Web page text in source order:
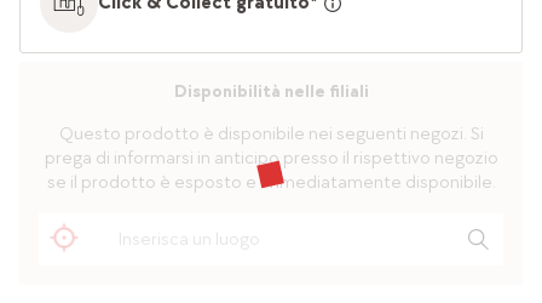
Disponibilità nelle filiali
Questo prodotto è disponibile nei seguenti negozi. Si
prega di informarsi in anticipo presso il rispettivo negozio
se il prodotto è esposto e immediatamente disponibile.